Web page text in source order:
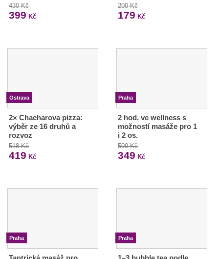
430 Kč
399 Kč
200 Kč
179 Kč
Ostrava
2× Chacharova pizza:
výběr ze 16 druhů a
rozvoz
518 Kč
419 Kč
Praha
2 hod. ve wellness s
možností masáže pro 1
i 2 os.
500 Kč
349 Kč
Praha Praha